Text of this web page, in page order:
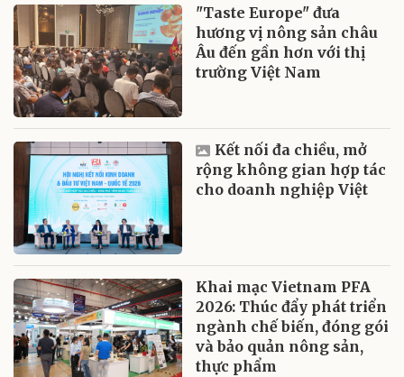
"Taste Europe" đưa
hương vị nông sản châu
Âu đến gần hơn với thị
trường Việt Nam
Kết nối đa chiều, mở
rộng không gian hợp tác
cho doanh nghiệp Việt
Khai mạc Vietnam PFA
2026: Thúc đẩy phát triển
ngành chế biến, đóng gói
và bảo quản nông sản,
thực phẩm